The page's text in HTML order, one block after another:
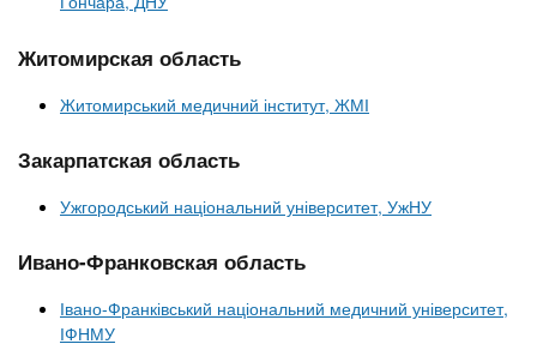
.
i
n
f
o
нЖитомирская область
Житомирський медичний інститут, ЖМІ
Закарпатская область
Ужгородський національний університет, УжНУ
Ивано-Франковская область
Івано-Франківський національний медичний університет,
ІФНМУ